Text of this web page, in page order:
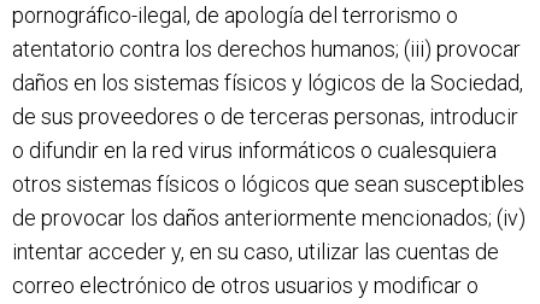
pornográfico-ilegal, de apología del terrorismo o
atentatorio contra los derechos humanos; (iii) provocar
daños en los sistemas físicos y lógicos de la Sociedad,
de sus proveedores o de terceras personas, introducir
o difundir en la red virus informáticos o cualesquiera
otros sistemas físicos o lógicos que sean susceptibles
de provocar los daños anteriormente mencionados; (iv)
intentar acceder y, en su caso, utilizar las cuentas de
correo electrónico de otros usuarios y modificar o